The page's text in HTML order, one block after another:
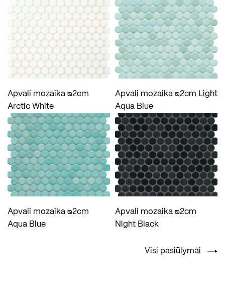
Apvali mozaika ᴓ2cm
Arctic White
Apvali mozaika ᴓ2cm Light
Aqua Blue
Apvali mozaika ᴓ2cm
Aqua Blue
Apvali mozaika ᴓ2cm
Night Black
Visi pasiūlymai